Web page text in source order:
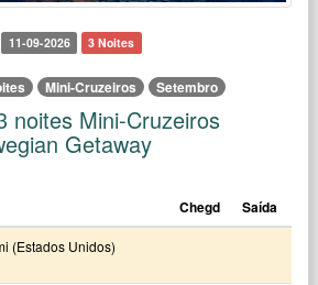
11-09-2026 3 Noites
Mini-Cruzeiros Setembro
noites Mini-Cruzeiros
Getaway
Chegd Saída
(Estados Unidos)